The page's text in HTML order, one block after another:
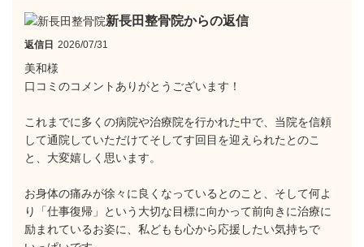
新長田整骨院からの返信
返信日 2026/07/31
美和様
口コミのコメントありがとうございます！
​これまでに多くの病院や治療院を行かれた中で、当院を信頼
して通院していただけてそしてす回目を迎えられたとのこ
と、大変嬉しく思います。
​お身体の痛みが徐々に良くなっているとのこと、そして何よ
り「仕事復帰」という大切な目標に向かって前向きに治療に
励まれているお姿に、私どもも心から応援したい気持ちで